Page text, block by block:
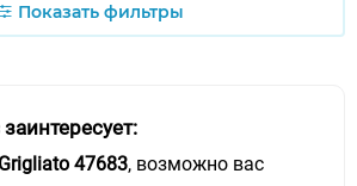
Показать фильтры
47683, возможно вас